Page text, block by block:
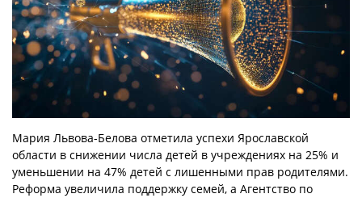
Мария Львова-Белова отметила успехи Ярославской
области в снижении числа детей в учреждениях на 25% и
уменьшении на 47% детей с лишенными прав родителями.
Реформа увеличила поддержку семей, а Агентство по